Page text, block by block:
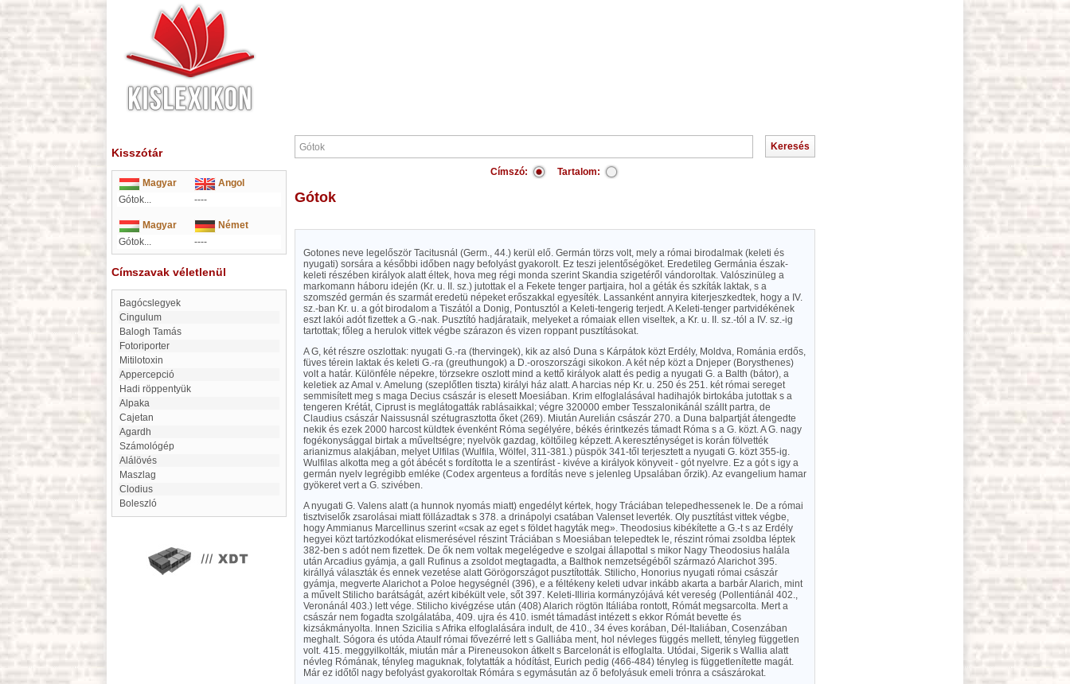
Kisszótár
Magyar
Angol
Gótok...
----
Magyar
Német
Gótok...
----
Címszavak véletlenül
bagócslegyek
Cingulum
Balogh Tamás
fotoriporter
Mitilotoxin
appercepció
Hadi röppentyük
Alpaka
Cajetan
Agardh
Számológép
Alálövés
Maszlag
Clodius
Boleszló
Címszó: Tartalom:
Gótok
Gotones neve legelőször Tacitusnál (Germ., 44.) kerül elő. Germán törzs volt, mely a római birodalmak (keleti és
nyugati) sorsára a későbbi időben nagy befolyást gyakorolt. Ez teszi jelentőségöket. Eredetileg Germánia észak-
keleti részében királyok alatt éltek, hova meg régi monda szerint Skandia szigetéről vándoroltak. Valószinüleg a
markomann háboru idején (Kr. u. II. sz.) jutottak el a Fekete tenger partjaira, hol a géták és szkíták laktak, s a
szomszéd germán és szarmát eredetü népeket erőszakkal egyesíték. Lassanként annyira kiterjeszkedtek, hogy a IV.
sz.-ban Kr. u. a gót birodalom a Tiszától a Donig, Pontusztól a Keleti-tengerig terjedt. A Keleti-tenger partvidékének
eszt lakói adót fizettek a G.-nak. Pusztító hadjárataik, melyeket a rómaiak ellen viseltek, a Kr. u. II. sz.-tól a IV. sz.-ig
tartottak; főleg a herulok vittek végbe szárazon és vizen roppant pusztításokat.
A G, két részre oszlottak: nyugati G.-ra (thervingek), kik az alsó Duna s Kárpátok közt Erdély, Moldva, Románia erdős,
füves térein laktak és keleti G.-ra (greuthungok) a D.-oroszországi sikokon. A két nép közt a Dnjeper (Borysthenes)
volt a határ. Különféle népekre, törzsekre oszlott mind a kettő királyok alatt és pedig a nyugati G. a Balth (bátor), a
keletiek az Amal v. Amelung (szeplőtlen tiszta) királyi ház alatt. A harcias nép Kr. u. 250 és 251. két római sereget
semmisített meg s maga Decius császár is elesett Moesiában. Krim elfoglalásával hadihajók birtokába jutottak s a
tengeren Krétát, Ciprust is meglátogatták rablásaikkal; végre 320000 ember Tesszalonikánál szállt partra, de
Claudius császár Naissusnál szétugrasztotta őket (269). Miután Aurelián császár 270. a Duna balpartját átengedte
nekik és ezek 2000 harcost küldtek évenként Róma segélyére, békés érintkezés támadt Róma s a G. közt. A G. nagy
fogékonysággal birtak a műveltségre; nyelvök gazdag, költőileg képzett. A kereszténységet is korán fölvették
arianizmus alakjában, melyet Ulfilas (Wulfila, Wölfel, 311-381.) püspök 341-től terjesztett a nyugati G. közt 355-ig.
Wulfilas alkotta meg a gót ábécét s fordította le a szentírást - kivéve a királyok könyveit - gót nyelvre. Ez a gót s igy a
germán nyelv legrégibb emléke (Codex argenteus a fordítás neve s jelenleg Upsalában őrzik). Az evangelium hamar
gyökeret vert a G. szivében.
A nyugati G. Valens alatt (a hunnok nyomás miatt) engedélyt kértek, hogy Tráciában telepedhessenek le. De a római
tisztviselők zsarolásai miatt föllázadtak s 378. a drinápolyi csatában Valenset leverték. Oly pusztítást vittek végbe,
hogy Ammianus Marcellinus szerint «csak az eget s földet hagyták meg». Theodosius kibékítette a G.-t s az Erdély
hegyei közt tartózkodókat elismerésével részint Tráciában s Moesiában telepedtek le, részint római zsoldba léptek
382-ben s adót nem fizettek. De ők nem voltak megelégedve e szolgai állapottal s mikor Nagy Theodosius halála
után Arcadius gyámja, a gall Rufinus a zsoldot megtagadta, a Balthok nemzetségéből származó Alarichot 395.
királlyá választák és ennek vezetése alatt Görögországot pusztították. Stilicho, Honorius nyugati római császár
gyámja, megverte Alarichot a Poloe hegységnél (396), e a féltékeny keleti udvar inkább akarta a barbár Alarich, mint
a művelt Stilicho barátságát, azért kibékült vele, sőt 397. Keleti-Illiria kormányzójává két vereség (Pollentiánál 402.,
Veronánál 403.) lett vége. Stilicho kivégzése után (408) Alarich rögtön Itáliába rontott, Rómát megsarcolta. Mert a
császár nem fogadta szolgálatába, 409. ujra és 410. ismét támadást intézett s ekkor Rómát bevette és
kizsákmányolta. Innen Szicilia s Afrika elfoglalására indult, de 410., 34 éves korában, Dél-Italiában, Cosenzában
meghalt. Sógora és utóda Ataulf római fővezérré lett s Galliába ment, hol névleges függés mellett, tényleg független
volt. 415. meggyilkolták, miután már a Pireneusokon átkelt s Barcelonát is elfoglalta. Utódai, Sigerik s Wallia alatt
névleg Rómának, tényleg maguknak, folytatták a hódítást, Eurich pedig (466-484) tényleg is függetlenítette magát.
Már ez időtől nagy befolyást gyakoroltak Rómára s egymásután az ő befolyásuk emeli trónra a császárokat.